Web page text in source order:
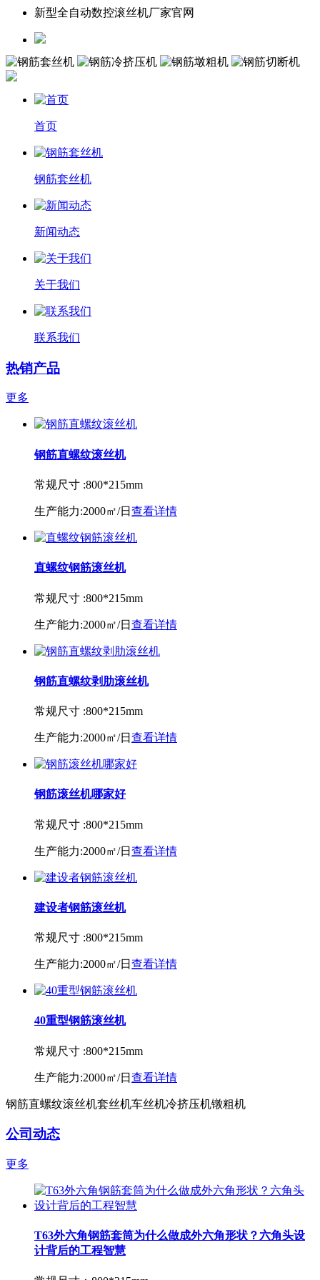
新型全自动数控滚丝机厂家官网
首页
钢筋套丝机
新闻动态
关于我们
联系我们
热销产品
更多
钢筋直螺纹滚丝机
常规尺寸 :800*215mm
生产能力:2000㎡/日 查看详情
直螺纹钢筋滚丝机
常规尺寸 :800*215mm
生产能力:2000㎡/日 查看详情
钢筋直螺纹剥肋滚丝机
常规尺寸 :800*215mm
生产能力:2000㎡/日 查看详情
钢筋滚丝机哪家好
常规尺寸 :800*215mm
生产能力:2000㎡/日 查看详情
建设者钢筋滚丝机
常规尺寸 :800*215mm
生产能力:2000㎡/日 查看详情
40重型钢筋滚丝机
常规尺寸 :800*215mm
生产能力:2000㎡/日 查看详情
钢筋直螺纹滚丝机套丝机车丝机冷挤压机镦粗机
公司动态
更多
T63外六角钢筋套筒为什么做成外六角形状？六角头设
计背后的工程智慧